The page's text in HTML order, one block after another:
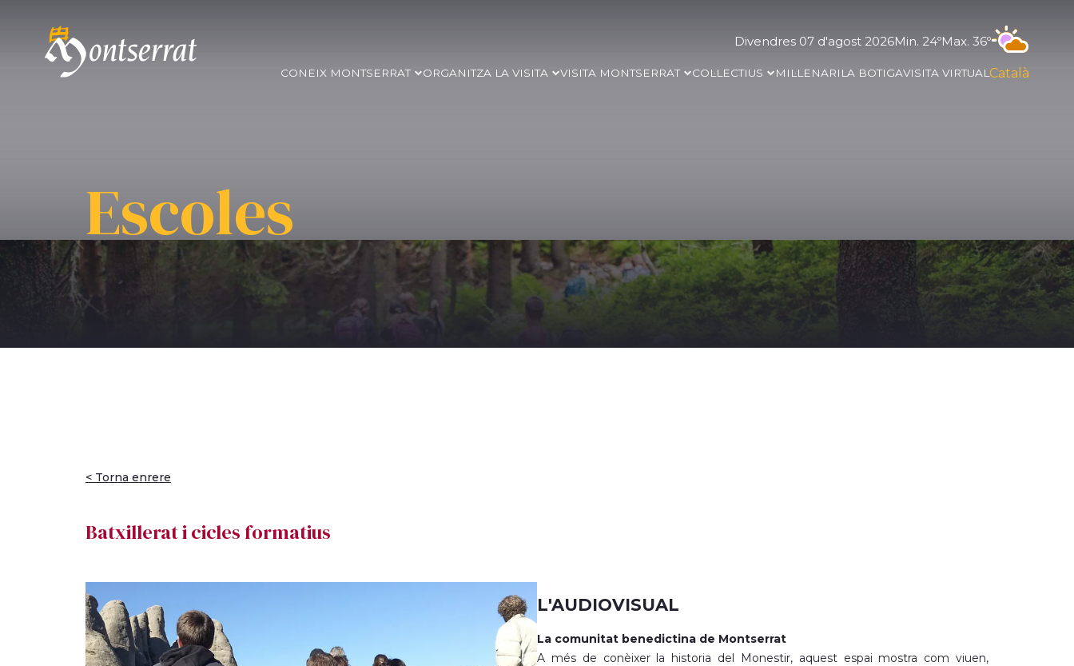
Divendres 07 d'agost 2026Min. 24ºMax. 36º
CONEIX MONTSERRAT ORGANITZA LA VISITA VISITA MONTSERRAT COL·LECTIUS MIL·LENARI LA BOTIGAVISITA VIRTUAL Català
Escoles
< Torna enrere
Batxillerat i cicles formatius
L'AUDIOVISUAL
La comunitat benedictina de Montserrat
A més de conèixer la historia del Monestir, aquest espai mostra com viuen,